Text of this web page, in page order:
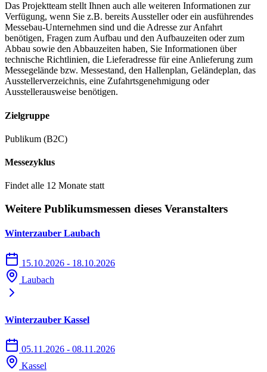
Das Projektteam stellt Ihnen auch alle weiteren Informationen zur
Verfügung, wenn Sie z.B. bereits Aussteller oder ein ausführendes
Messebau-Unternehmen sind und die Adresse zur Anfahrt
benötigen, Fragen zum Aufbau und den Aufbauzeiten oder zum
Abbau sowie den Abbauzeiten haben, Sie Informationen über
technische Richtlinien, die Lieferadresse für eine Anlieferung zum
Messegelände bzw. Messestand, den Hallenplan, Geländeplan, das
Ausstellerverzeichnis, eine Zufahrtsgenehmigung oder
Ausstellerausweise benötigen.
Zielgruppe
Publikum (B2C)
Messezyklus
Findet alle 12 Monate statt
Weitere Publikumsmessen dieses Veranstalters
Winterzauber Laubach
15.10.2026 - 18.10.2026
Laubach
Winterzauber Kassel
05.11.2026 - 08.11.2026
Kassel